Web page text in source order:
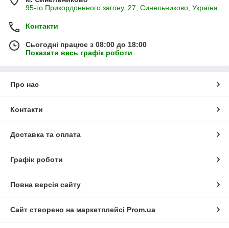
95-го Прикордоннного загону, 27, Синельниково, Україна
Контакти
Сьогодні працює з 08:00 до 18:00
Показати весь графік роботи
Про нас
Контакти
Доставка та оплата
Графік роботи
Повна версія сайту
Сайт створено на маркетплейсі Prom.ua